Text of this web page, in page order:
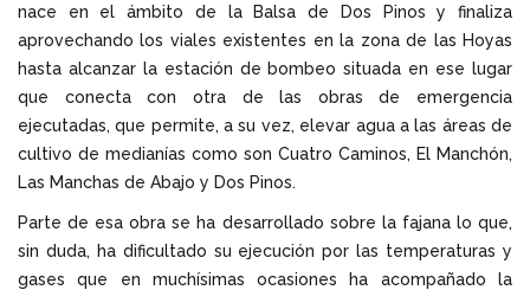
nace en el ámbito de la Balsa de Dos Pinos y finaliza
aprovechando los viales existentes en la zona de las Hoyas
hasta alcanzar la estación de bombeo situada en ese lugar
que conecta con otra de las obras de emergencia
ejecutadas, que permite, a su vez, elevar agua a las áreas de
cultivo de medianías como son Cuatro Caminos, El Manchón,
Las Manchas de Abajo y Dos Pinos.
Parte de esa obra se ha desarrollado sobre la fajana lo que,
sin duda, ha dificultado su ejecución por las temperaturas y
gases que en muchísimas ocasiones ha acompañado la